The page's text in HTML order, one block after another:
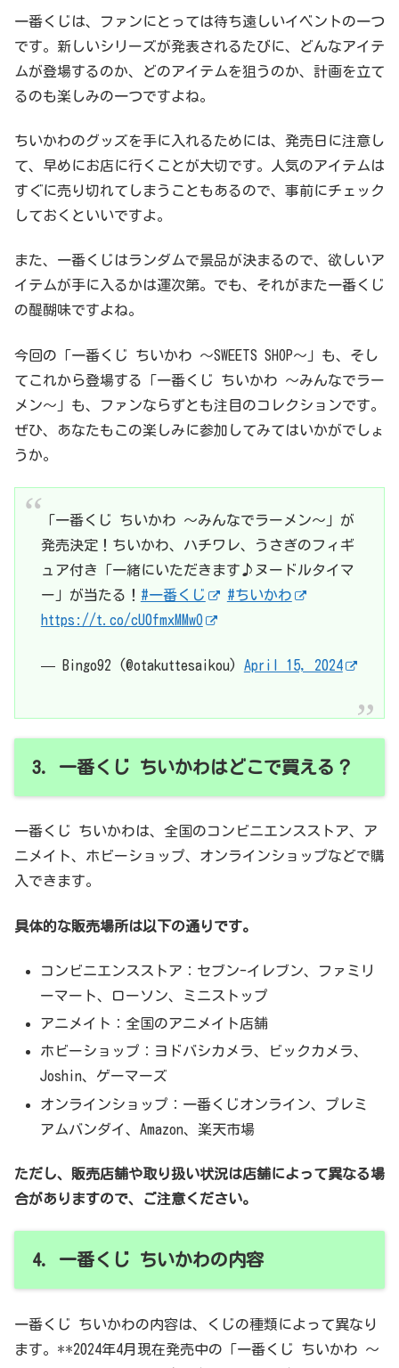
一番くじは、ファンにとっては待ち遠しいイベントの一つ
です。新しいシリーズが発表されるたびに、どんなアイテ
ムが登場するのか、どのアイテムを狙うのか、計画を立て
るのも楽しみの一つですよね。
ちいかわのグッズを手に入れるためには、発売日に注意し
て、早めにお店に行くことが大切です。人気のアイテムは
すぐに売り切れてしまうこともあるので、事前にチェック
しておくといいですよ。
また、一番くじはランダムで景品が決まるので、欲しいア
イテムが手に入るかは運次第。でも、それがまた一番くじ
の醍醐味ですよね。
今回の「一番くじ ちいかわ ～SWEETS SHOP～」も、そし
てこれから登場する「一番くじ ちいかわ ～みんなでラー
メン～」も、ファンならずとも注目のコレクションです。
ぜひ、あなたもこの楽しみに参加してみてはいかがでしょ
うか。
「一番くじ ちいかわ ～みんなでラーメン～」が
発売決定！ちいかわ、ハチワレ、うさぎのフィギ
ュア付き「一緒にいただきます♪ヌードルタイマ
ー」が当たる！ #一番くじ
#ちいかわ
https://t.co/cU0fmxMMwO
— Bingo92 (@otakuttesaikou) April 15, 2024
3. 一番くじ ちいかわはどこで買える？
一番くじ ちいかわは、全国のコンビニエンスストア、ア
ニメイト、ホビーショップ、オンラインショップなどで購
入できます。
具体的な販売場所は以下の通りです。
コンビニエンスストア：セブン-イレブン、ファミリ
ーマート、ローソン、ミニストップ
アニメイト：全国のアニメイト店舗
ホビーショップ：ヨドバシカメラ、ビックカメラ、
Joshin、ゲーマーズ
オンラインショップ：一番くじオンライン、プレミ
アムバンダイ、Amazon、楽天市場
ただし、販売店舗や取り扱い状況は店舗によって異なる場
合がありますので、ご注意ください。
4. 一番くじ ちいかわの内容
一番くじ ちいかわの内容は、くじの種類によって異なり
ます。**2024年4月現在発売中の「一番くじ ちいかわ ～